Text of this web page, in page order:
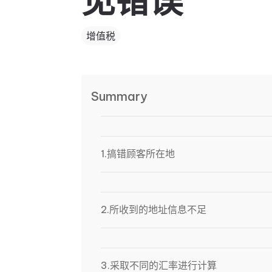
增值税
Summary
1.搞错顾客所在地
2.所收到的地址信息不足
3.采取不同的汇率进行计算